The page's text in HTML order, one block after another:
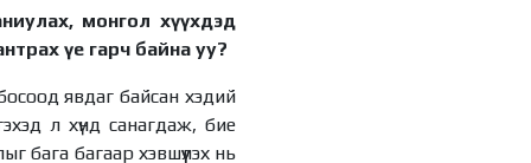
монгол хүүхдэд
үе гарч байна уу?
явдаг байсан хэдий
л хүнд санагдаж, бие
бага багаар хэвшүүлэх нь
танилцуулж,
шийдвэрлүүлнэ
УИХ-ын дарга
С.Бямбацогт төрийг
хайрхны тэнгэрийг
тахих төрийн тахилгад
оролцлоо
2 өдрийн өмнө